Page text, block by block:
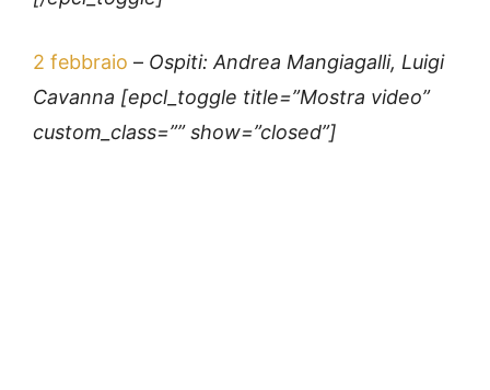
2 febbraio – Ospiti: Andrea Mangiagalli, Luigi
Cavanna [epcl_toggle title=”Mostra video”
custom_class=”” show=”closed”]